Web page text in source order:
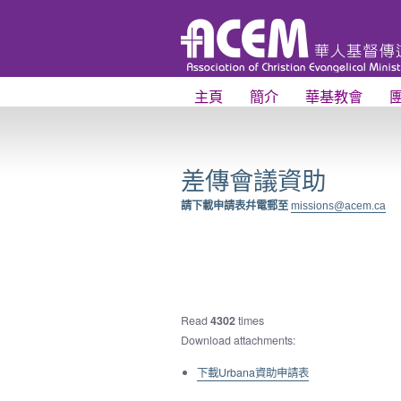
主頁 簡介 華基教會
差傳會議資助
請下載申請表幷電郵至 missions@acem.ca
Read4302times
Download attachments:
下載Urbana資助申請表